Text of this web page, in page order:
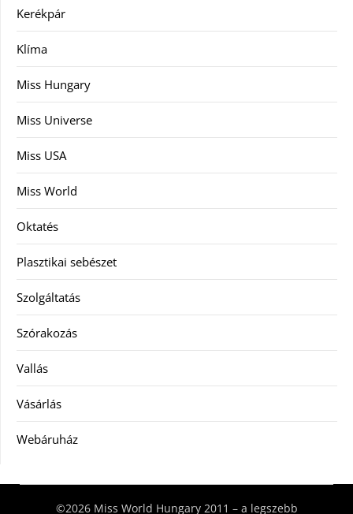
Kerékpár
Klíma
Miss Hungary
Miss Universe
Miss USA
Miss World
Oktatés
Plasztikai sebészet
Szolgáltatás
Szórakozás
Vallás
Vásárlás
Webáruház
©2026 Miss World Hungary 2011 – a legszebb